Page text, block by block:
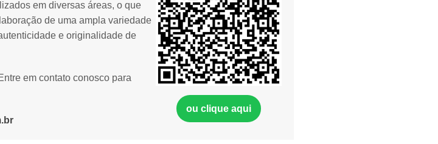
em diversas áreas, o que
de uma ampla variedade
e originalidade de
em contato conosco para
ou clique aqui